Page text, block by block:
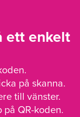
ett enkelt
på skanna.
till vänster.
QR-koden.